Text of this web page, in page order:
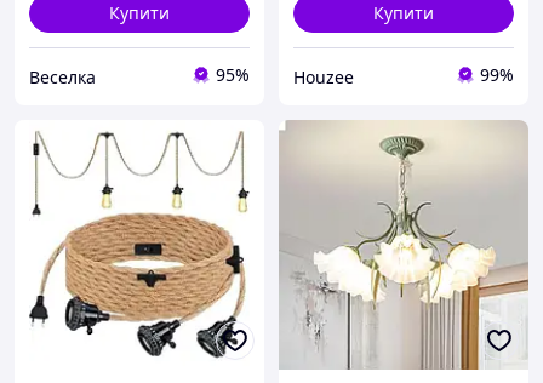
Купити
Веселка 95%
Купити
Houzee 99%